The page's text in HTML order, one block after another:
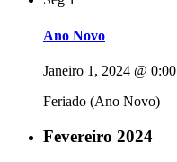
Ano Novo
Janeiro 1, 2024 @ 0:00
Feriado (Ano Novo)
Fevereiro 2024